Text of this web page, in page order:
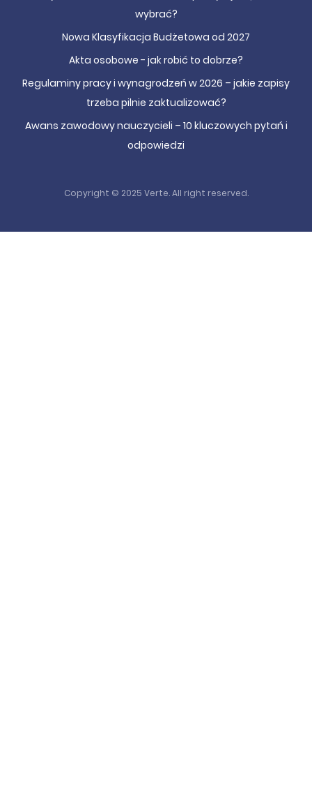
wybrać?
Nowa Klasyfikacja Budżetowa od 2027
Akta osobowe - jak robić to dobrze?
Regulaminy pracy i wynagrodzeń w 2026 – jakie zapisy
trzeba pilnie zaktualizować?
Awans zawodowy nauczycieli – 10 kluczowych pytań i
odpowiedzi
Copyright © 2025 Verte. All right reserved.